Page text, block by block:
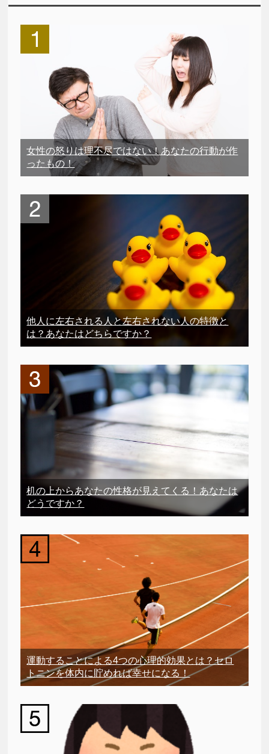
女性の怒りは理不尽ではない！あなたの行動が作
ったもの！
他人に左右される人と左右されない人の特徴と
は？あなたはどちらですか？
机の上からあなたの性格が見えてくる！あなたは
どうですか？
運動することによる4つの心理的効果とは？セロ
トニンを体内に貯めれば幸せになる！